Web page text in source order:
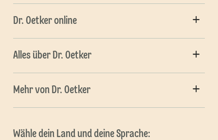
Dr. Oetker online
Alles über Dr. Oetker
Mehr von Dr. Oetker
Wähle dein Land und deine Sprache: